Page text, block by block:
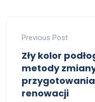
Previous Post
Zły kolor
metody
renowacji